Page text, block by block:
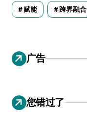
赋能 跨界融合
广告
您错过了